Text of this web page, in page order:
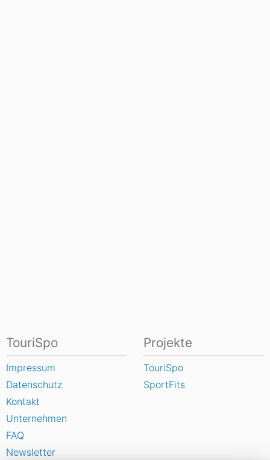
TouriSpo
Impressum
Datenschutz
Kontakt
Unternehmen
FAQ
Newsletter
Projekte
TouriSpo
SportFits